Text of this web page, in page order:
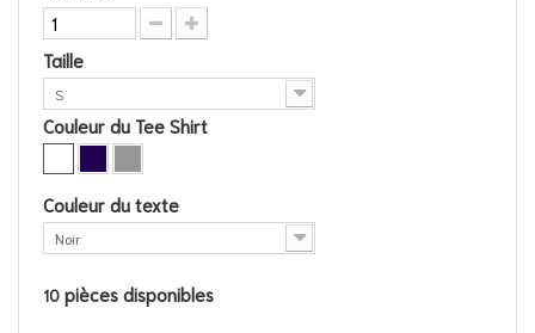
Taille
S
Couleur du Tee Shirt
Couleur du texte
Noir
10 pièces disponibles